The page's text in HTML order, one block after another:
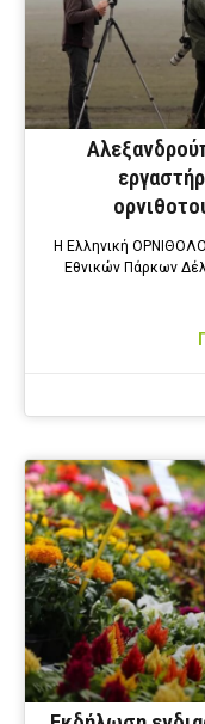
Η Ελληνική
Εθνικών Πάρκων